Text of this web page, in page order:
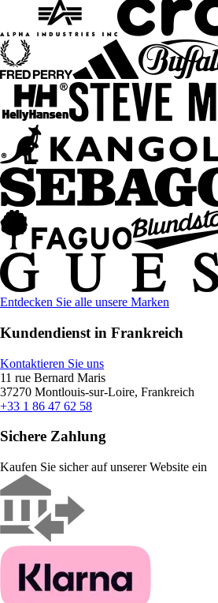
Entdecken Sie alle unsere Marken
Kundendienst in Frankreich
Kontaktieren Sie uns
11 rue Bernard Maris
37270 Montlouis-sur-Loire, Frankreich
+33 1 86 47 62 58
Sichere Zahlung
Kaufen Sie sicher auf unserer Website ein